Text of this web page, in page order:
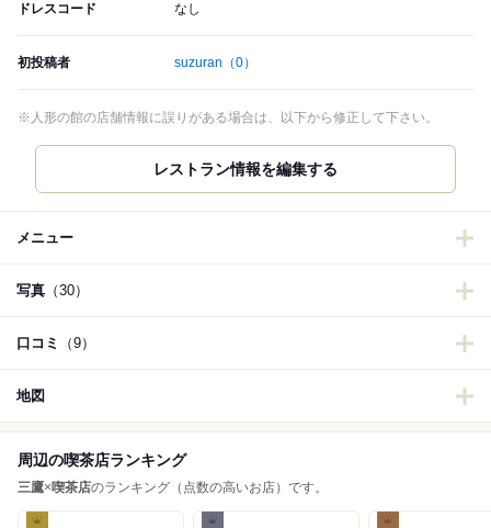
ドレスコード なし
初投稿者 suzuran （0）
※人形の館の店舗情報に誤りがある場合は、以下から修正して下さい。
レストラン情報を編集する
メニュー
写真 （30）
口コミ （9）
地図
周辺の喫茶店ランキング
三鷹×喫茶店のランキング（点数の高いお店）です。